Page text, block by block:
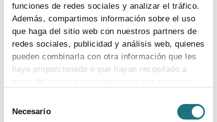
funciones de redes sociales y analizar el tráfico.
Además, compartimos información sobre el uso
que haga del sitio web con nuestros partners de
redes sociales, publicidad y análisis web, quienes
pueden combinarla con otra información que les
haya proporcionado o que hayan recopilado a
Para más información puede acceder a nuestra
Necesario
INDICADORES
El valor estratégico de la industria
farmacéutica (2024)
ver más
Encuesta de empleo en la industria